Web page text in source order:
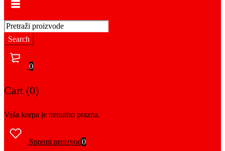
0
Cart (0)
Vaša korpa je trenutno prazna.
Spremi proizvod0